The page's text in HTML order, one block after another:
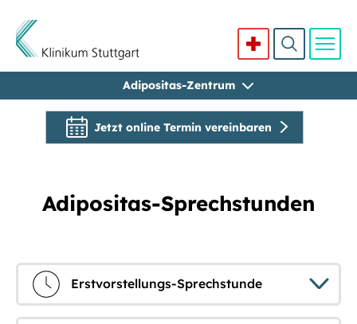
Adipositas-Zentrum
Jetzt online Termin vereinbaren
Adipositas-Sprechstunden
Erstvorstellungs-Sprechstunde